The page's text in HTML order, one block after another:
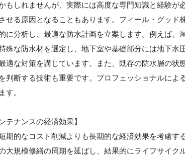
もしれませんが、実際には高度な専門知識と経験が
せる原因となることもあります。フィール・グッド
に分析し、最適な防水計画を立案します。例えば、
殊な防水材を選定し、地下室や基礎部分には地下水
適な対策を講じています。また、既存の防水層の状
判断する技術も重要です。プロフェッショナルによ
す。
テナンスの経済効果】
期的なコスト削減よりも長期的な経済効果を考慮す
大規模修繕の周期を延ばし、結果的にライフサイク